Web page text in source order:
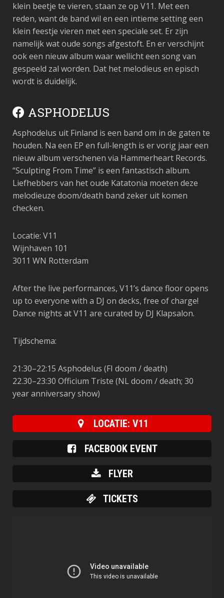
klein beetje te vieren, staan ze op V11. Met een
reden, want de band wil en een intieme setting een
klein feestje vieren met een speciale set. Er zijn
namelijk wat oude songs afgestoft. En er verschijnt
ook een nieuw album waar wellicht een song van
gespeeld zal worden. Dat het melodieus en episch
wordt is duidelijk.
ASPHODELUS
Asphodelus uit Finland is een band om in de gaten te
houden. Na een EP en full-length is er vorig jaar een
nieuw album verschenen via Hammerheart Records.
“Sculpting From Time” is een fantastisch album.
Liefhebbers van het oude Katatonia moeten deze
melodieuze doom/death band zeker uit komen
checken.
Locatie: V11
Wijnhaven 101
3011 WN Rotterdam
After the live performances, V11’s dance floor opens
up to everyone with a DJ on decks, free of charge!
Dance nights at V11 are curated by DJ Klapsalon.
Tijdschema:
21:30–22:15 Asphodelus (FI doom / death)
22.30–23:30 Officium Triste (NL doom / death; 30
year anniversary show)
LOCATIE: V11
FACEBOOK EVENT
FLYER
TICKETS